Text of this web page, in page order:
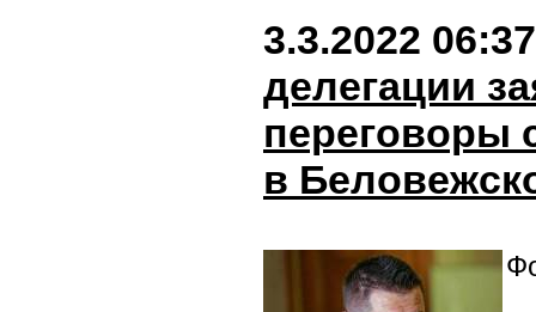
3.3.2022 06:37
делегации
переговоры
в